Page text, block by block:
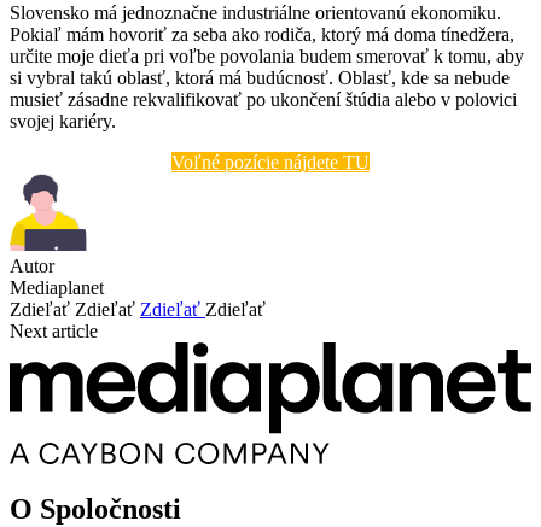
Slovensko má jednoznačne industriálne orientovanú ekonomiku.
Pokiaľ mám hovoriť za seba ako rodiča, ktorý má doma tínedžera,
určite moje dieťa pri voľbe povolania budem smerovať k tomu, aby
si vybral takú oblasť, ktorá má budúcnosť. Oblasť, kde sa nebude
musieť zásadne rekvalifikovať po ukončení štúdia alebo v polovici
svojej kariéry.
Voľné pozície nájdete TU
Autor
Mediaplanet
Zdieľať Zdieľať Zdieľať Zdieľať
Next article
O Spoločnosti